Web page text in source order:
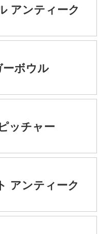
アンティーク
ボウル
ッチャー
アンティーク